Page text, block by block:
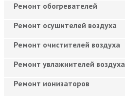
Ремонт обогревателей
Ремонт осушителей воздуха
Ремонт очистителей воздуха
Ремонт увлажнителей воздуха
Ремонт ионизаторов